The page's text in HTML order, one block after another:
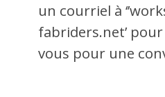
un courriel à
fabriders.net’
vous pour une